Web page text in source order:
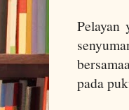
Pelayan
pada